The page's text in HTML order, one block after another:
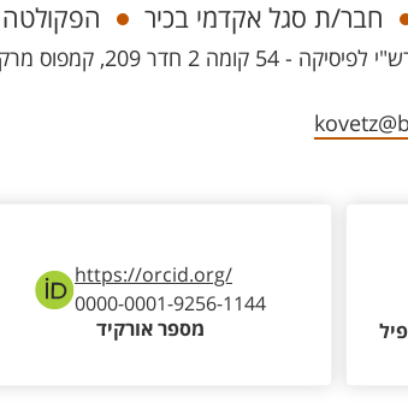
חבר/ת סגל אקדמי בכיר
2 חדר 209, קמפוס מרקוס
עם איש הסגל
https://orcid.org/
0000-0001-9256-1144
מספר אורקיד